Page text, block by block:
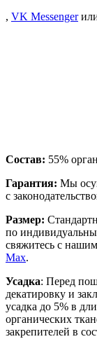
, VK Messenger
Состав: 55%
Гарантия: Мы
с
Размер:
по
свяжитесь с
Max.
Усадка: Перед
декатировку и
усадка до 5% в
органических
закрепителей в